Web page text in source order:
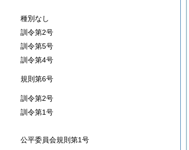
種別なし
訓令第2号
訓令第5号
訓令第4号
規則第6号
訓令第2号
訓令第1号
公平委員会規則第1号